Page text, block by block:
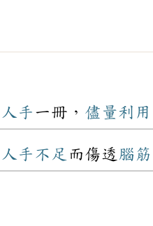
人手 一冊， 儘量利用
人手 不足 而傷透 腦筋